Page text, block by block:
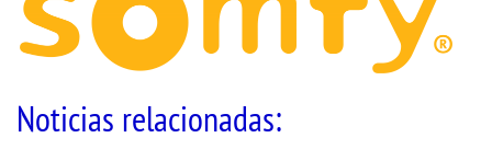
Noticias relacionadas: